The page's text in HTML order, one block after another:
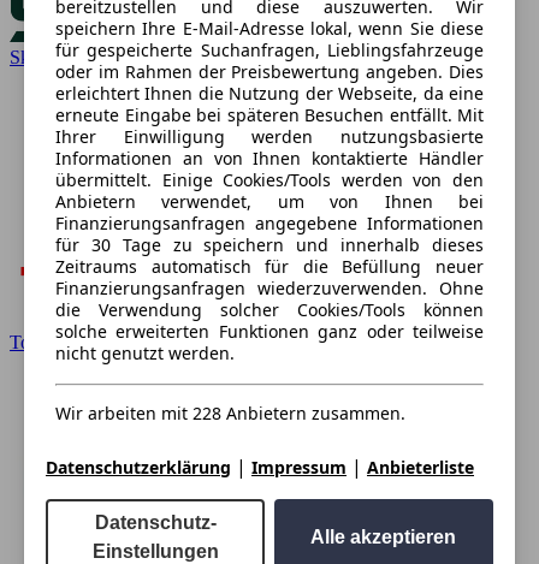
Skoda
Toyota
bereitzustellen und diese auszuwerten. Wir
speichern Ihre E-Mail-Adresse lokal, wenn Sie diese
für gespeicherte Suchanfragen, Lieblingsfahrzeuge
oder im Rahmen der Preisbewertung angeben. Dies
erleichtert Ihnen die Nutzung der Webseite, da eine
erneute Eingabe bei späteren Besuchen entfällt. Mit
Ihrer Einwilligung werden nutzungsbasierte
Informationen an von Ihnen kontaktierte Händler
übermittelt. Einige Cookies/Tools werden von den
Anbietern verwendet, um von Ihnen bei
Finanzierungsanfragen angegebene Informationen
für 30 Tage zu speichern und innerhalb dieses
Zeitraums automatisch für die Befüllung neuer
Finanzierungsanfragen wiederzuverwenden. Ohne
die Verwendung solcher Cookies/Tools können
solche erweiterten Funktionen ganz oder teilweise
nicht genutzt werden.
Wir arbeiten mit 228 Anbietern zusammen.
Datenschutzerklärung | Impressum | Anbieterliste
Datenschutz-
Einstellungen
Alle akzeptieren